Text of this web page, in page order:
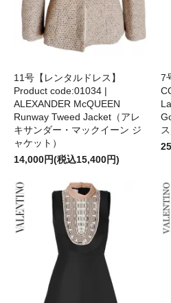
11号【レンタルドレス】
Product code:01034 |
ALEXANDER McQUEEN
Runway Tweed Jacket（アレ
キサンダー・マックイーン ジ
ャケット）
14,000円(税込15,400円)
7